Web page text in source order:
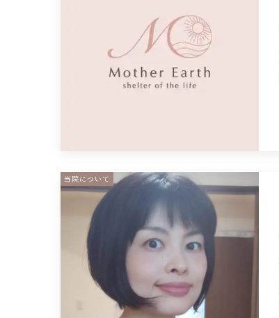
当院について